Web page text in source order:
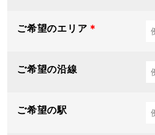
ご希望のエリア ＊
ご希望の沿線
ご希望の駅